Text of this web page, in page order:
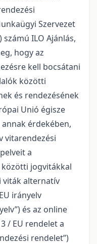
Szervezet
számú ILO Ajánlás,
hogy az
kell bocsátani
közötti
és rendezésének
Unió égisze
érdekében,
vitarendezési
a
jogvitákkal
viták alternatív
irányelv
és az online
/ EU rendelet a
rendelet”)